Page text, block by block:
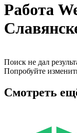
Работа
Поиск не дал
Попробуйте
Смотреть